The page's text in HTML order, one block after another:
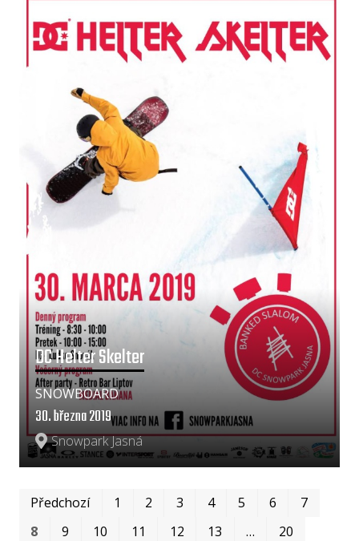
DC Helter Skelter
Snowpark Jasná
30. března 2019
SNOWBOARD
Předchozí 1 2 3 4 5 6
7
8
9 10 11 12 13 …
20